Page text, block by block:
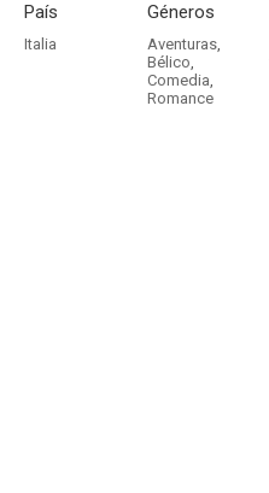
País
Italia
Géneros
Aventuras,
Bélico,
Comedia,
Romance